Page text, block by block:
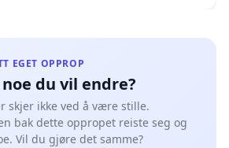
EGET OPPROP
du vil endre?
skjer ikke ved å være stille.
bak dette oppropet reiste seg og
Vil du gjøre det samme?